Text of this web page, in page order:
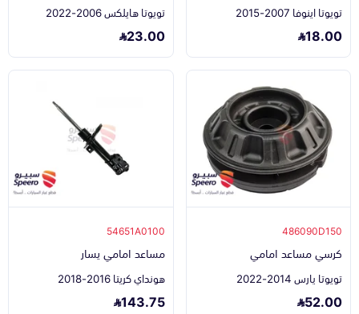
تويوتا اينوفا 2007-2015
18.00
تويوتا هايلكس 2006-2022
23.00
486090D150
كرسي مساعد امامي
تويوتا يارس 2014-2022
52.00
54651A0100
مساعد امامي يسار
هونداي كريتا 2016-2018
143.75